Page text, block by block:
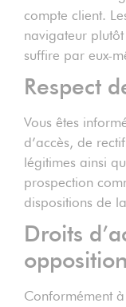
compte client.
navigateur
suffire par eux-
Respect
Vous êtes
d’accès, de
légitimes ainsi
prospection
dispositions de
Droits
Conformément